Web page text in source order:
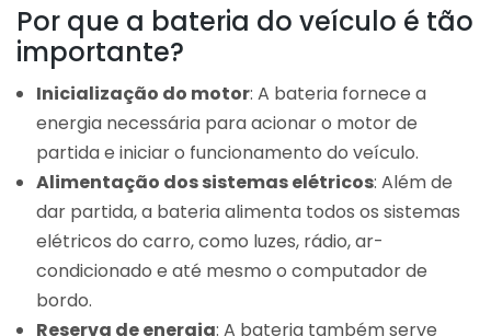
Por que a bateria do veículo é tão
importante?
Inicialização do motor: A bateria fornece a
energia necessária para acionar o motor de
partida e iniciar o funcionamento do veículo.
Alimentação dos sistemas elétricos: Além de
dar partida, a bateria alimenta todos os sistemas
elétricos do carro, como luzes, rádio, ar-
condicionado e até mesmo o computador de
bordo.
Reserva de energia: A bateria também serve